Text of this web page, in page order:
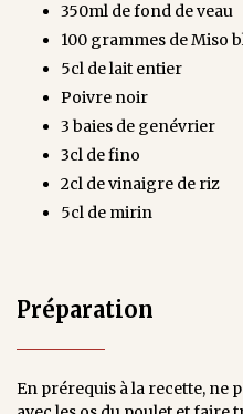
350ml de fond de veau
100 grammes de Miso
5cl de lait entier
Poivre noir
3 baies de genévrier
3cl de fino
2cl de vinaigre de riz
5cl de mirin
Préparation
En prérequis à la recette, ne